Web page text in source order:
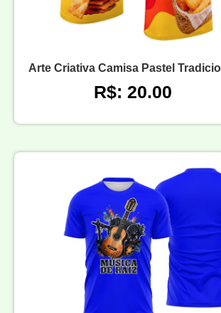
Arte Criativa Camisa Pastel
R$: 20.00